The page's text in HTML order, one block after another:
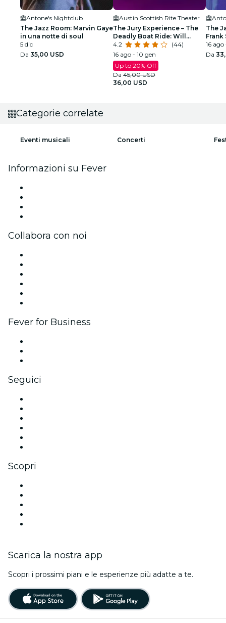
Antone's Nightclub
The Jazz Room: Marvin Gaye
in una notte di soul
5 dic
Da 35,00 USD
Austin Scottish Rite Theater
The Jury Experience – The
Deadly Boat Ride: Will
Austin Deliver Justice?
4.2
(44)
16 ago - 10 gen
Up to 20% Off
Da 45,00 USD
36,00 USD
The
Frank
16 ago
Da
Categorie correlate
Eventi musicali Concerti
Informazioni su Fever
Collabora con noi
Fever for Business
Seguici
Scopri
Scarica la nostra app
Scopri i prossimi piani e le esperienze più adatte a te.